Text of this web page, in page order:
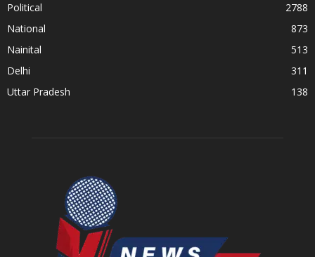
Political
2788
National
873
Nainital
513
Delhi
311
Uttar Pradesh
138